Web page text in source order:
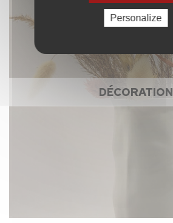
DÉCORATION
Personalize